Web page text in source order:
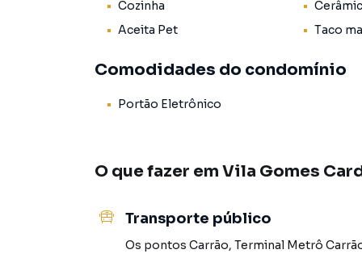
refeições e armazenamento de utensílios
qualidade, este ambiente se destaca pela sua
A área de serviços, estrategicamente
A vaga de garagem, com portão eletrônico,
Localizado em uma região privilegiada, o
diversas opções de comércio, serviços,
Cozinha
Aceita Pet
Taco
Comodidades do condomínio
Portão Eletrônico
O que fazer em Vila Gomes
Transporte público
Os pontos Carrão, Terminal Metrô